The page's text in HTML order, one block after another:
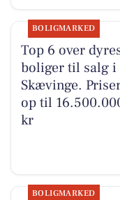
BOLIGMARKED
Top 6 over
boliger til salg i
Skævinge.
op til
kr
BOLIGMARKED